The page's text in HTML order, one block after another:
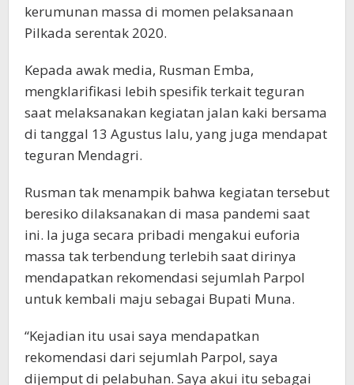
kerumunan massa di momen pelaksanaan
Pilkada serentak 2020.
Kepada awak media, Rusman Emba,
mengklarifikasi lebih spesifik terkait teguran
saat melaksanakan kegiatan jalan kaki bersama
di tanggal 13 Agustus lalu, yang juga mendapat
teguran Mendagri.
Rusman tak menampik bahwa kegiatan tersebut
beresiko dilaksanakan di masa pandemi saat
ini. Ia juga secara pribadi mengakui euforia
massa tak terbendung terlebih saat dirinya
mendapatkan rekomendasi sejumlah Parpol
untuk kembali maju sebagai Bupati Muna.
“Kejadian itu usai saya mendapatkan
rekomendasi dari sejumlah Parpol, saya
dijemput di pelabuhan. Saya akui itu sebagai